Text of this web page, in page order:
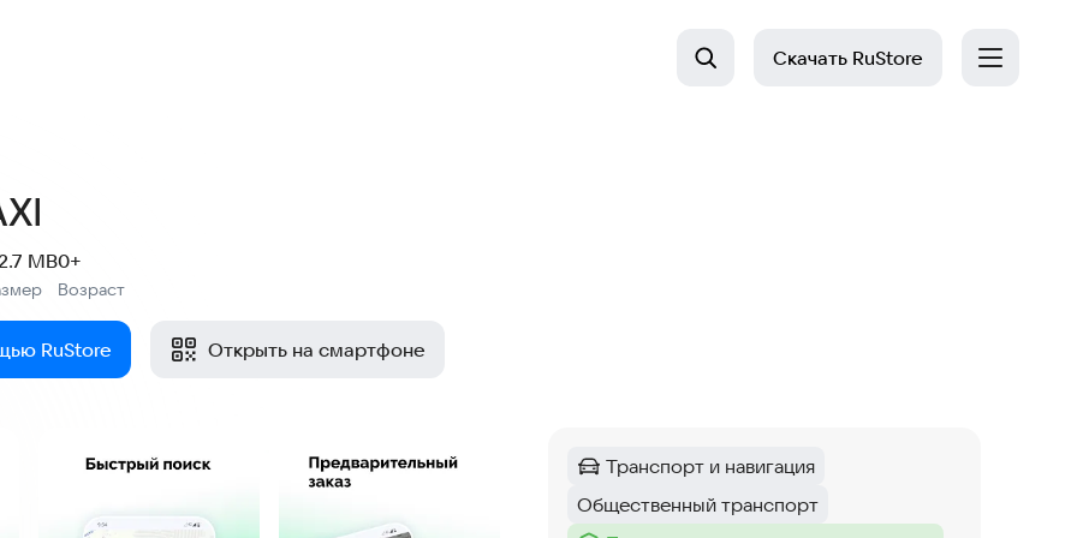
Скачать RuStore
MB
Возраст
0+
RuStore Открыть на смартфоне
Категория:
Транспорт и навигация
Тег:
Общественный транспорт